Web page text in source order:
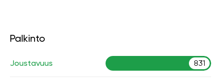
Palkinto
Joustavuus 831